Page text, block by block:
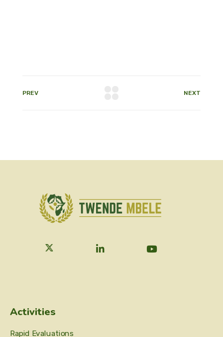
PREV NEXT
Activities
Rapid Evaluations